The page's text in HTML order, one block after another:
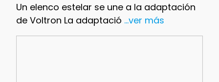
Un elenco estelar se une a la adaptación
de Voltron La adaptació ...ver más